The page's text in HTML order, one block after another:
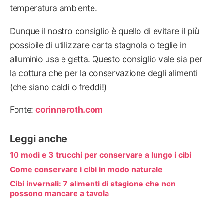
temperatura ambiente.
Dunque il nostro consiglio è quello di evitare il più
possibile di utilizzare carta stagnola o teglie in
alluminio usa e getta. Questo consiglio vale sia per
la cottura che per la conservazione degli alimenti
(che siano caldi o freddi!)
Fonte:corinneroth.com
Leggi anche
10 modi e 3 trucchi per conservare a lungo i cibi
Come conservare i cibi in modo naturale
Cibi invernali: 7 alimenti di stagione che non
possono mancare a tavola